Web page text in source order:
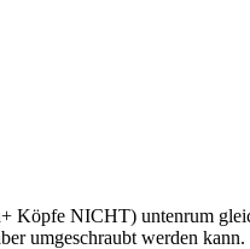
NICHT) untenrum
umgeschraubt werden kann.